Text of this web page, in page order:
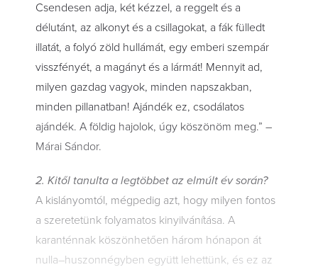
Csendesen adja, két kézzel, a reggelt és a
délutánt, az alkonyt és a csillagokat, a fák fülledt
illatát, a folyó zöld hullámát, egy emberi szempár
visszfényét, a magányt és a lármát! Mennyit ad,
milyen gazdag vagyok, minden napszakban,
minden pillanatban! Ajándék ez, csodálatos
ajándék. A földig hajolok, úgy köszönöm meg.” –
Márai Sándor.
2. Kitől tanulta a legtöbbet az elmúlt év során?
A kislányomtól, mégpedig azt, hogy milyen fontos
a szeretetünk folyamatos kinyilvánítása. A
karanténnak köszönhetően három hónapon át
nulla–huszonnégyben együtt lehettünk, és ez az